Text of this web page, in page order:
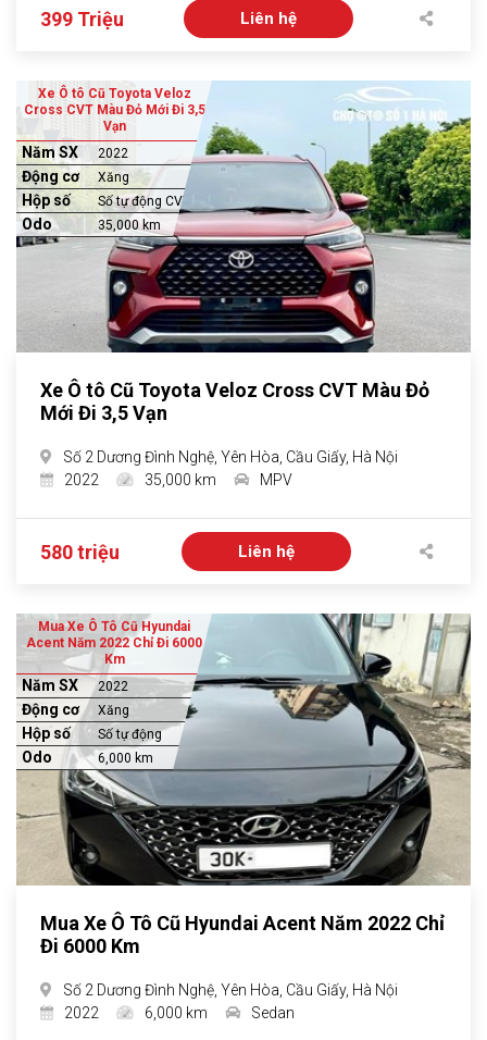
399 Triệu Liên hệ
Xe Ô tô Cũ Toyota Veloz
Cross CVT Màu Đỏ Mới Đi 3,5
Vạn
Năm SX 2022
Động cơ Xăng
Hộp số Số tự động CVT
Odo 35,000 km
Xe Ô tô Cũ Toyota Veloz Cross CVT Màu Đỏ
Mới Đi 3,5 Vạn
Số 2 Dương Đình Nghệ, Yên Hòa, Cầu Giấy, Hà Nội
2022
35,000 km MPV
580 triệu Liên hệ
Mua Xe Ô Tô Cũ Hyundai
Acent Năm 2022 Chỉ Đi 6000
Km
Năm SX 2022
Động cơ Xăng
Hộp số Số tự động
Odo 6,000 km
Mua Xe Ô Tô Cũ Hyundai Acent Năm 2022 Chỉ
Đi 6000 Km
Số 2 Dương Đình Nghệ, Yên Hòa, Cầu Giấy, Hà Nội
2022
6,000 km Sedan